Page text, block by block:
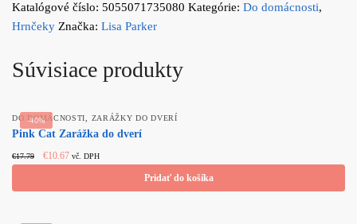
Katalógové číslo: 5055071735080 Kategórie: Do domácnosti,
Hrnčeky Značka: Lisa Parker
Súvisiace produkty
-40%
DO DOMÁCNOSTI ZARÁŽKY DO DVERÍ
Pink Cat Zarážka do dverí
€17.79
Original
price
€10.67Current
price
vč. DPH
Pridať do košíka